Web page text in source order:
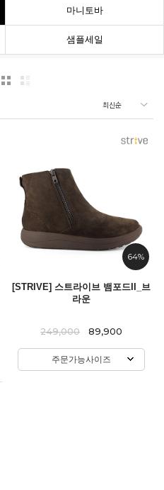
마니토바
샘플세일
64%
[STRIVE] 스트라이브 뱀포드II_브
라운
249,000 89,900
주문가능사이즈